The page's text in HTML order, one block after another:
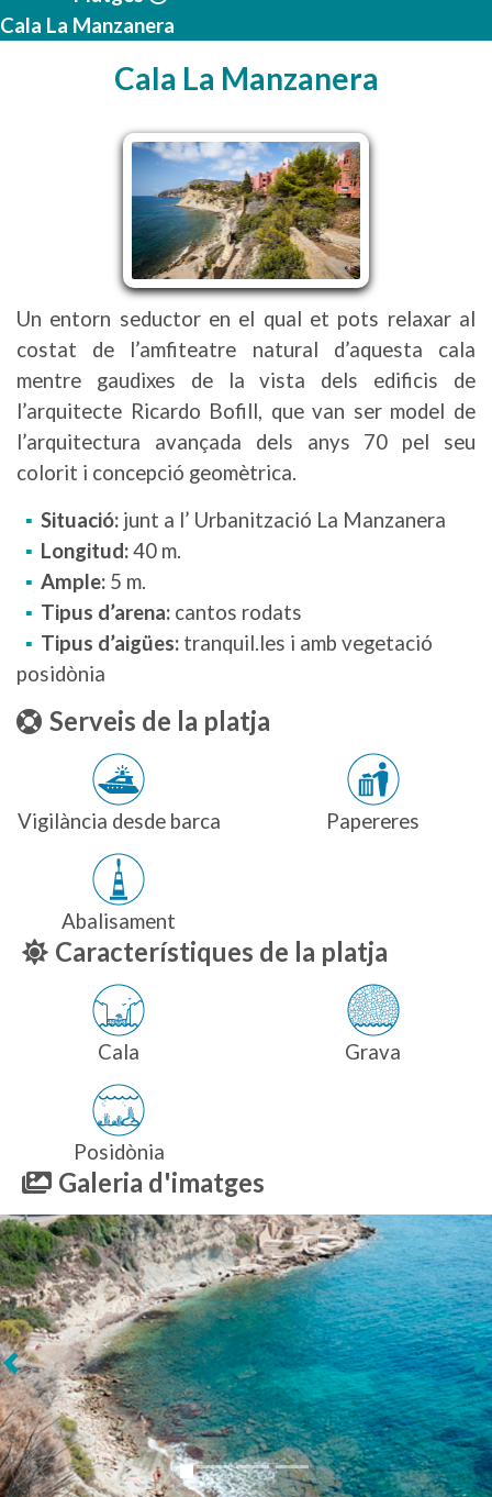
Cala La Manzanera
Cala La Manzanera
Un entorn seductor en el qual et pots relaxar al
costat de l’amfiteatre natural d’aquesta cala
mentre gaudixes de la vista dels edificis de
l’arquitecte Ricardo Bofill, que van ser model de
l’arquitectura avançada dels anys 70 pel seu
colorit i concepció geomètrica.
Situació: junt a l’ Urbanització La Manzanera
Longitud:40 m.
Ample: 5 m.
Tipus d’arena: cantos rodats
Tipus d’aigües: tranquil.les i amb vegetació
posidònia
Serveis de la platja
Vigilància desde barca Papereres
Abalisament
Característiques de la platja
Cala Grava
Posidònia
Galeria d'imatges
Següent